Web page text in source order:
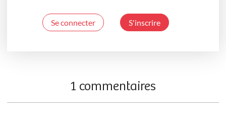
Se connecter S'inscrire
1 commentaires